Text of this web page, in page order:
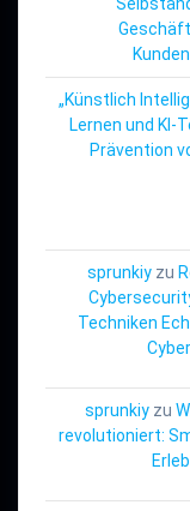
„Künstlich
Lernen und KI-
Prävention
sprunkiyzu
Techniken
sprunkiy zu
revolutioniert: